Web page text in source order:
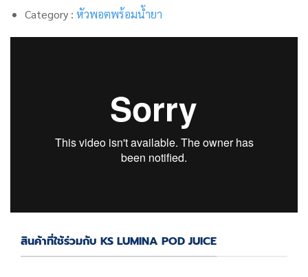
Category : หัวพอตพร้อมน้ำยา
สินค้าที่ใช้ร่วมกับ KS LUMINA POD JUICE